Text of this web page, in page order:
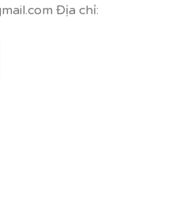
Địa chỉ: